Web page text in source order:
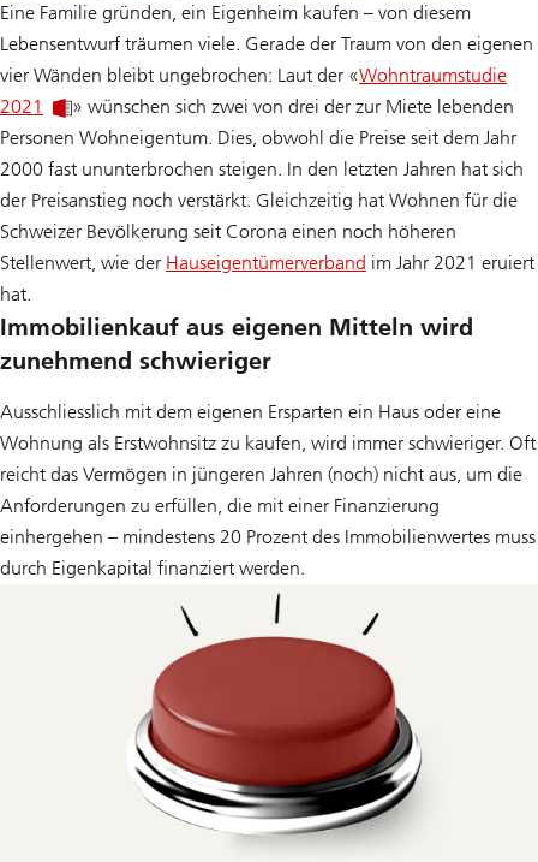
Eine Familie gründen, ein Eigenheim kaufen – von diesem
Lebensentwurf träumen viele. Gerade der Traum von den eigenen
vier Wänden bleibt ungebrochen: Laut der «Wohntraumstudie
2021
» wünschen sich zwei von drei der zur Miete lebenden
Personen Wohneigentum. Dies, obwohl die Preise seit dem Jahr
2000 fast ununterbrochen steigen. In den letzten Jahren hat sich
der Preisanstieg noch verstärkt. Gleichzeitig hat Wohnen für die
Schweizer Bevölkerung seit Corona einen noch höheren
Stellenwert, wie der Hauseigentümerverband im Jahr 2021 eruiert
hat.
Immobilienkauf aus eigenen Mitteln wird
zunehmend schwieriger
Ausschliesslich mit dem eigenen Ersparten ein Haus oder eine
Wohnung als Erstwohnsitz zu kaufen, wird immer schwieriger. Oft
reicht das Vermögen in jüngeren Jahren (noch) nicht aus, um die
Anforderungen zu erfüllen, die mit einer Finanzierung
einhergehen – mindestens 20 Prozent des Immobilienwertes muss
durch Eigenkapital finanziert werden.